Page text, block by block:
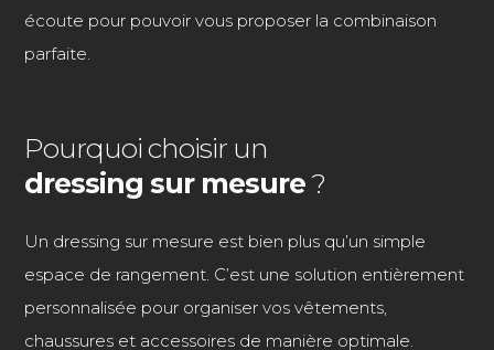
écoute pour pouvoir vous proposer la combinaison
parfaite.
Pourquoi choisir un
dressing sur mesure ?
Un dressing sur mesure est bien plus qu’un simple
espace de rangement. C’est une solution entièrement
personnalisée pour organiser vos vêtements,
chaussures et accessoires de manière optimale.